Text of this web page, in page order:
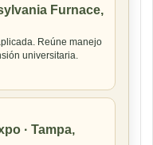
Furnace,
Reúne manejo
universitaria.
· Tampa,